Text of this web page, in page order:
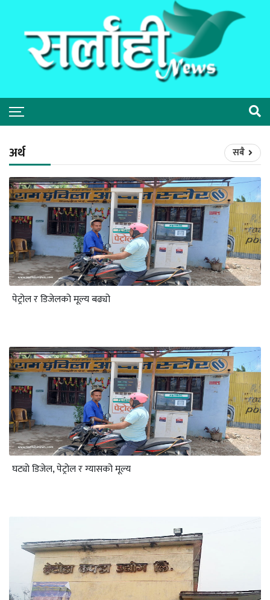
अर्थ सबै
पेट्रोल र डिजेलको मूल्य बढ्यो
घट्यो डिजेल, पेट्रोल र ग्यासको मूल्य